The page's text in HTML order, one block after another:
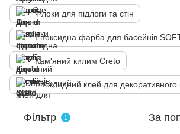
Флоки для підлоги та стін
Епоксидна фарба для басейнів
Кам'яний килим Creto
Епоксидний клей для
Фільтр 1 За